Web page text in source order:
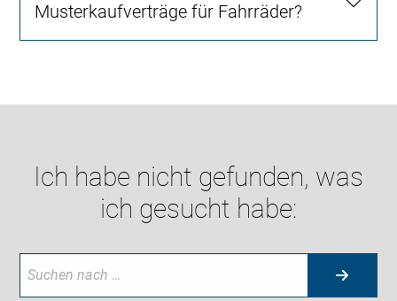
Musterkaufverträge für Fahrräder?
Ich habe nicht gefunden, was
ich gesucht habe: